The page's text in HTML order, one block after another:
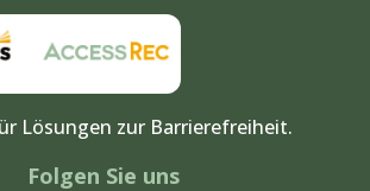
Lösungen zur Barrierefreiheit.
Folgen Sie uns